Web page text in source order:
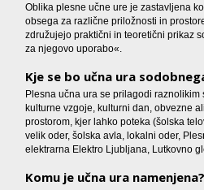
Oblika plesne učne ure je zastavljena
obsega za različne priložnosti in
združujejo praktični in teoretični prikaz
za njegovo uporabo«.
Kje se bo učna ura
Plesna učna ura se prilagodi
kulturne vzgoje, kulturni dan, obvezne
prostorom, kjer lahko poteka (šolska
velik oder, šolska avla, lokalni oder,
elektrarna Elektro Ljubljana, Lutkovno
Komu je učna ura namenjena?